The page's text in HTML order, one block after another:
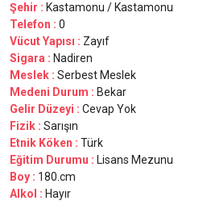
Şehir : Kastamonu / Kastamonu
Telefon : 0
Vücut Yapısı : Zayıf
Sigara : Nadiren
Meslek : Serbest Meslek
Medeni Durum : Bekar
Gelir Düzeyi : Cevap Yok
Fizik : Sarışın
Etnik Köken : Türk
Eğitim Durumu : Lisans Mezunu
Boy : 180.cm
Alkol : Hayır